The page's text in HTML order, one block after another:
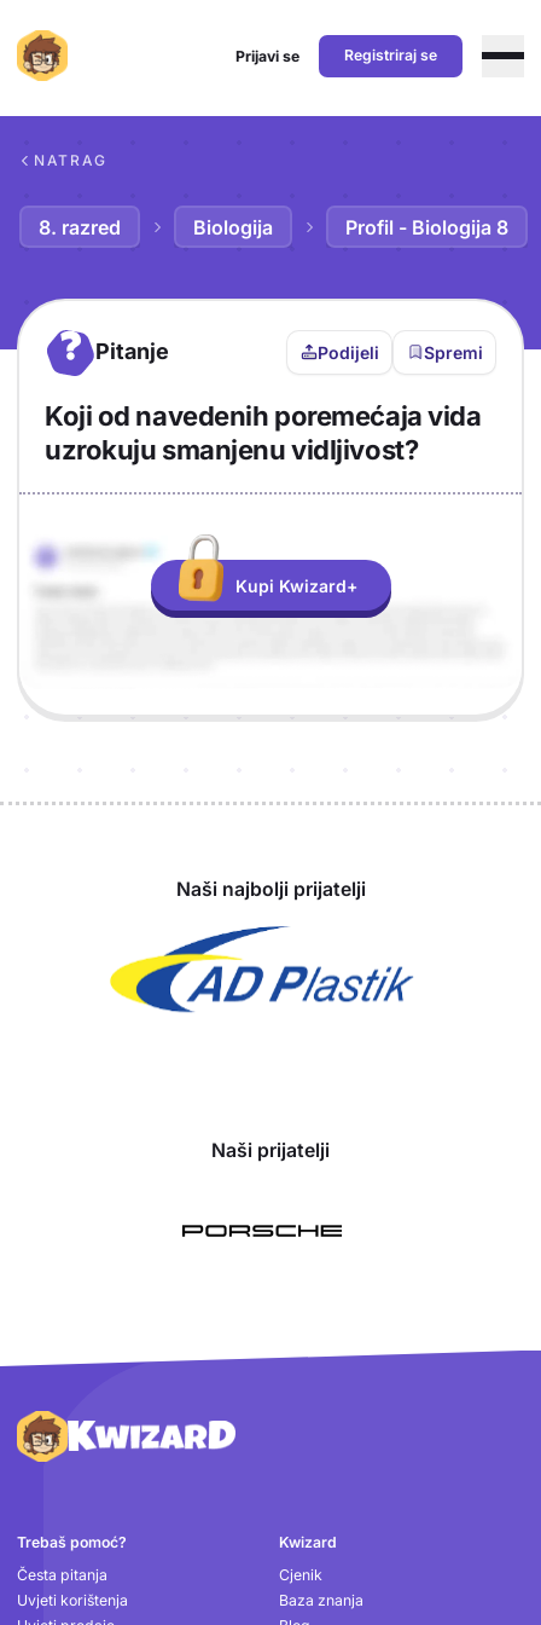
Prijavi se Registriraj se
NATRAG
8. razred Biologija Profil - Biologija 8
? Pitanje Podijeli Spremi
Koji od navedenih poremećaja vida
uzrokuju smanjenu vidljivost?
Odgovor
Objašnjenje
Kupi Kwizard+
Naši najbolji prijatelji
Naši prijatelji
Podnožje
Trebaš pomoć?
Česta pitanja
Uvjeti korištenja
Kwizard
Cjenik
Baza znanja